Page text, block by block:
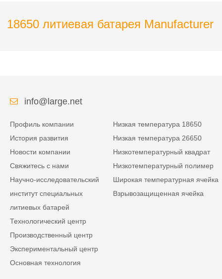
18650 литиевая батарея Manufacturer
info@large.net
Профиль компании
История развития
Новости компании
Свяжитесь с нами
Научно-исследовательский
институт специальных
литиевых батарей
Технологический центр
Производственный центр
Экспериментальный центр
Основная технология
Низкая температура 18650
Низкая температура 26650
Низкотемпературный квадрат
Низкотемпературный полимер
Широкая температурная ячейка
Взрывозащищенная ячейка